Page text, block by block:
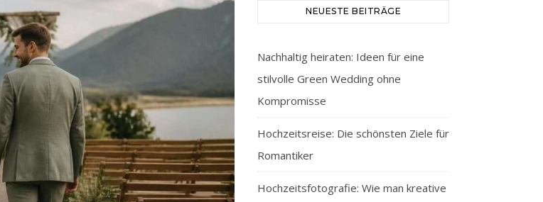
NEUESTE BEITRÄGE
Nachhaltig heiraten: Ideen für eine
stilvolle Green Wedding ohne
Kompromisse
Hochzeitsreise: Die schönsten Ziele für
Romantiker
Hochzeitsfotografie: Wie man kreative